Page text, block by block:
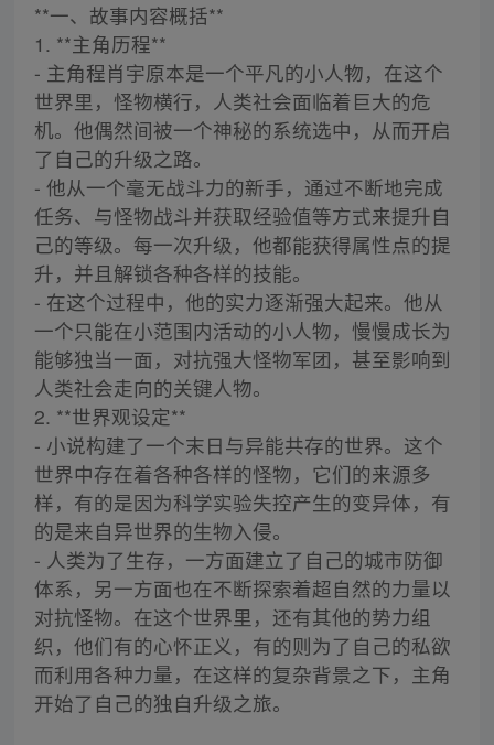
**一、故事内容概括**
1. **主角历程**
- 主角程肖宇原本是一个平凡的小人物，在这个
世界里，怪物横行，人类社会面临着巨大的危
机。他偶然间被一个神秘的系统选中，从而开启
了自己的升级之路。
- 他从一个毫无战斗力的新手，通过不断地完成
任务、与怪物战斗并获取经验值等方式来提升自
己的等级。每一次升级，他都能获得属性点的提
升，并且解锁各种各样的技能。
- 在这个过程中，他的实力逐渐强大起来。他从
一个只能在小范围内活动的小人物，慢慢成长为
能够独当一面，对抗强大怪物军团，甚至影响到
人类社会走向的关键人物。
2. **世界观设定**
- 小说构建了一个末日与异能共存的世界。这个
世界中存在着各种各样的怪物，它们的来源多
样，有的是因为科学实验失控产生的变异体，有
的是来自异世界的生物入侵。
- 人类为了生存，一方面建立了自己的城市防御
体系，另一方面也在不断探索着超自然的力量以
对抗怪物。在这个世界里，还有其他的势力组
织，他们有的心怀正义，有的则为了自己的私欲
而利用各种力量，在这样的复杂背景之下，主角
开始了自己的独自升级之旅。